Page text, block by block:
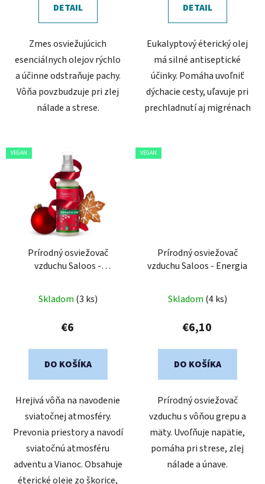
DETAIL
Zmes osviežujúcich
esenciálnych olejov rýchlo
a účinne odstraňuje pachy.
Vôňa povzbudzuje pri zlej
nálade a strese.
DETAIL
Eukalyptový éterický olej
má silné antiseptické
účinky. Pomáha uvoľniť
dýchacie cesty, uľavuje pri
prechladnutí aj migrénach
VEGAN
Prírodný osviežovač
vzduchu Saloos -
Skladom (3 ks)
€6
DO KOŠÍKA
Hrejivá vôňa na navodenie
sviatočnej atmosféry.
Prevonia priestory a navodí
sviatočnú atmosféru
adventu a Vianoc. Obsahuje
éterické oleje zo škorice,
VEGAN
Prírodný osviežovač
vzduchu Saloos - Energia
Skladom (4 ks)
€6,10
DO KOŠÍKA
Prírodný osviežovač
vzduchu s vôňou grepu a
mäty. Uvoľňuje napätie,
pomáha pri strese, zlej
nálade a únave.